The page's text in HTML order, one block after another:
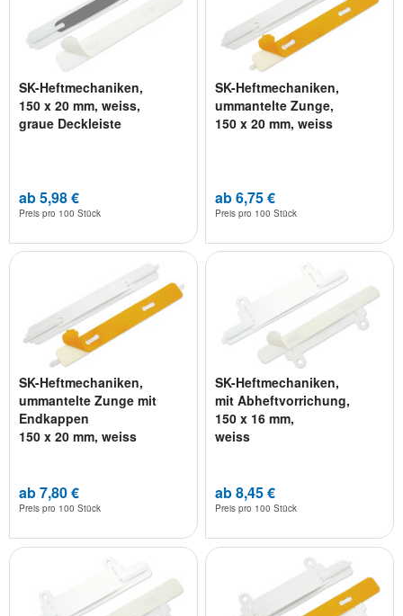
SK-Heftmechaniken,
150 x 20 mm, weiss,
graue Deckleiste
ab 5,98 €
Preis pro 100 Stück
SK-Heftmechaniken,
ummantelte Zunge,
150 x 20 mm, weiss
ab 6,75 €
Preis pro 100 Stück
SK-Heftmechaniken,
ummantelte Zunge mit
Endkappen
150 x 20 mm, weiss
ab 7,80 €
Preis pro 100 Stück
SK-Heftmechaniken,
mit Abheftvorrichung,
150 x 16 mm,
weiss
ab 8,45 €
Preis pro 100 Stück